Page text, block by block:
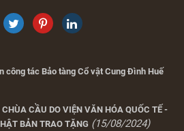
công tác Bảo tàng Cổ vật Cung Đình Huế
CẦU DO VIỆN VĂN HÓA QUỐC TẾ -
BẢN TRAO TẶNG (15/08/2024)